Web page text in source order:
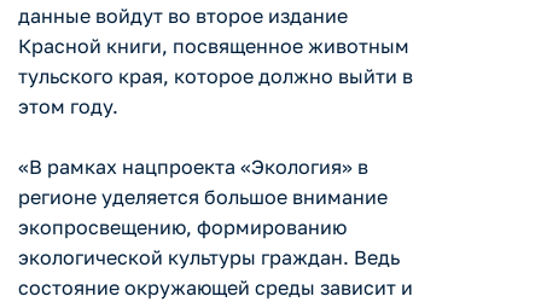
данные войдут во второе издание
Красной книги, посвященное животным
тульского края, которое должно выйти в
этом году.
«В рамках нацпроекта «Экология» в
регионе уделяется большое внимание
экопросвещению, формированию
экологической культуры граждан. Ведь
состояние окружающей среды зависит и